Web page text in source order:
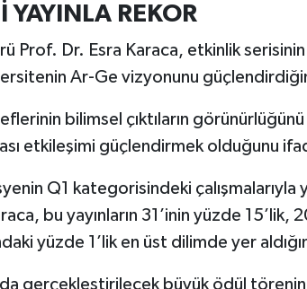
YAYINLA REKOR
Prof. Dr. Esra Karaca, etkinlik serisinin
Ar-Ge vizyonunu
bilimsel çıktıların
etkileşimi güçlendirmek olduğunu
Q1 kategorisindeki çalışmalarıyla
bu yayınların 31’inin yüzde 15’lik,
yüzde 1’lik en üst dilimde yer
gerçekleştirilecek büyük ödül